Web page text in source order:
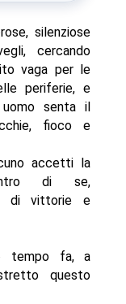
silenziose
cercando
vaga per le
periferie, e
senta il
fioco e
accetti la
di se,
di vittorie e
tempo fa, a
questo